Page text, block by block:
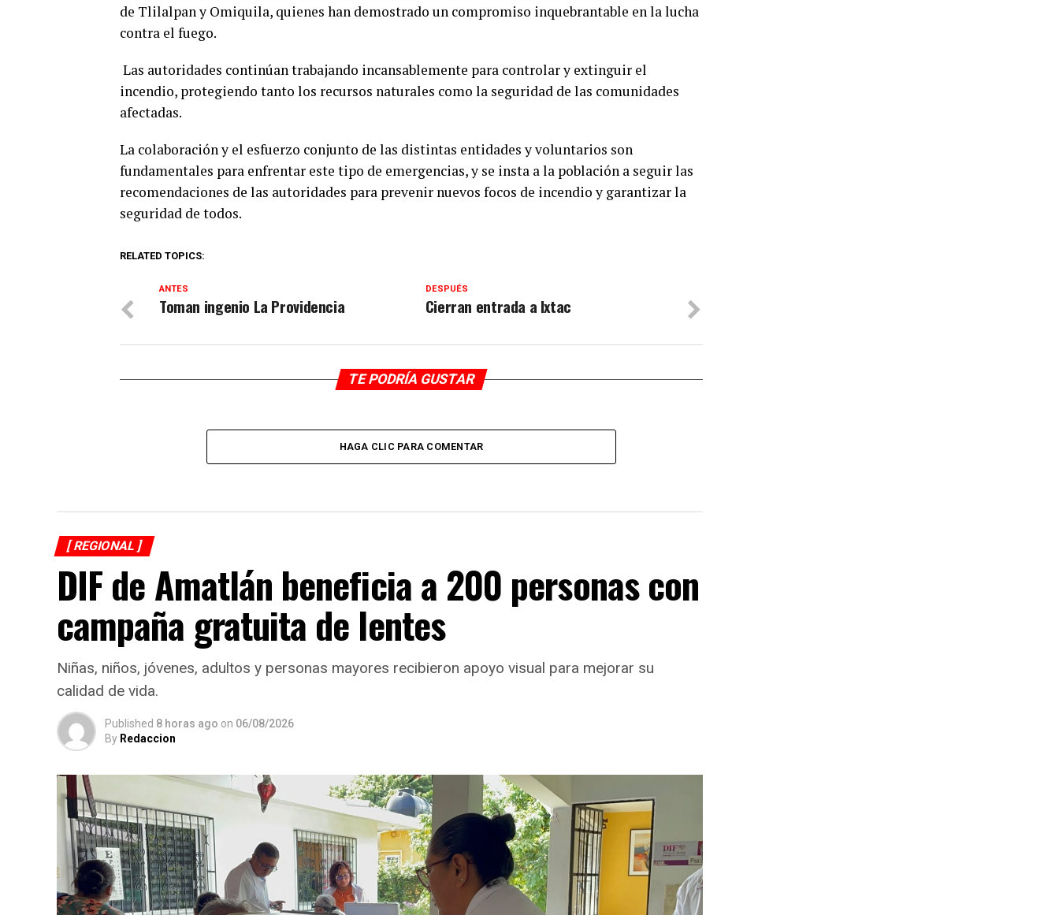
de Tlilalpan y Omiquila, quienes han demostrado un compromiso inquebrantable en la lucha
contra el fuego.
Las autoridades continúan trabajando incansablemente para controlar y extinguir el
incendio, protegiendo tanto los recursos naturales como la seguridad de las comunidades
afectadas.
La colaboración y el esfuerzo conjunto de las distintas entidades y voluntarios son
fundamentales para enfrentar este tipo de emergencias, y se insta a la población a seguir las
recomendaciones de las autoridades para prevenir nuevos focos de incendio y garantizar la
seguridad de todos.
RELATED TOPICS:
DESPUÉS
Cierran entrada a Ixtac
ANTES
Toman ingenio La Providencia
TE PODRÍA GUSTAR
HAGA CLIC PARA COMENTAR
[ REGIONAL ]
DIF de Amatlán beneficia a 200 personas con
campaña gratuita de lentes
Niñas, niños, jóvenes, adultos y personas mayores recibieron apoyo visual para mejorar su
calidad de vida.
Published 8 horas ago on 06/08/2026
By Redaccion